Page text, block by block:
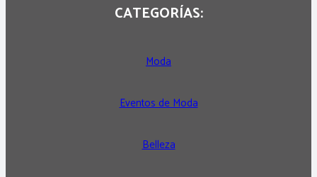
CATEGORÍAS:
Moda
Eventos de Moda
Belleza